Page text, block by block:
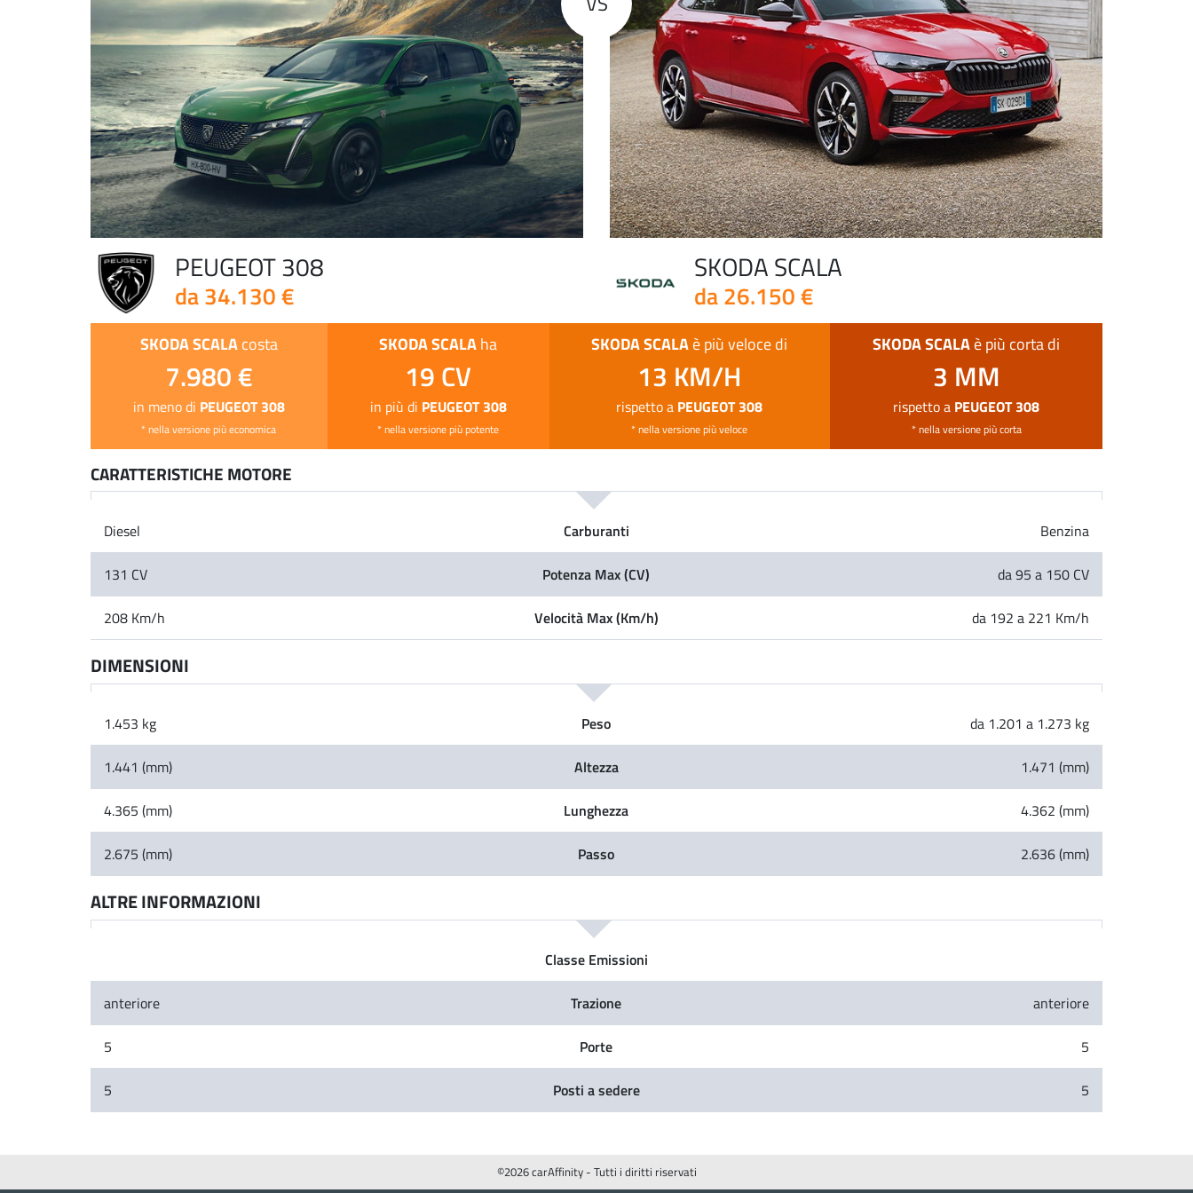
PEUGEOT 308
da 34.130 €
SKODA SCALA
da 26.150 €
SKODA SCALAcosta
7.980 €
in meno di PEUGEOT 308
* nella versione più economica
SKODA SCALA ha
19 CV
in più di PEUGEOT 308
* nella versione più potente
SKODA SCALA è più veloce di
13 KM/H
rispetto a PEUGEOT 308
* nella versione più veloce
SKODA SCALA è più corta di
3 MM
rispetto a PEUGEOT 308
* nella versione più corta
CARATTERISTICHE MOTORE
Diesel Carburanti Benzina
131 CV Potenza Max (CV) da 95 a 150 CV
208 Km/h Velocità Max (Km/h) da 192 a 221 Km/h
DIMENSIONI
1.453 kg Peso da 1.201 a 1.273 kg
1.441 (mm) Altezza 1.471 (mm)
4.365 (mm) Lunghezza 4.362 (mm)
2.675 (mm) Passo 2.636 (mm)
ALTRE INFORMAZIONI
Classe Emissioni
anteriore Trazione anteriore
5 Porte 5
5 Posti a sedere 5
©2026 carAffinity - Tutti i diritti riservati